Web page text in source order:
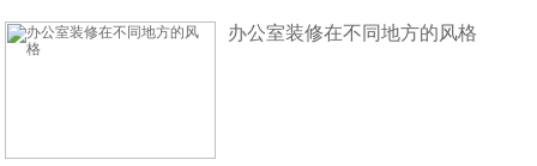
办公室装修在不同地方的风格